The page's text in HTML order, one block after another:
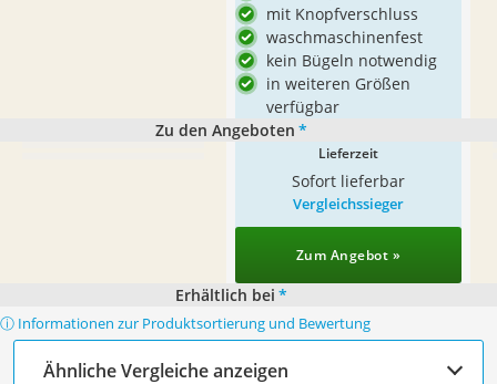
mit Knopfverschluss
waschmaschinenfest
kein Bügeln notwendig
in weiteren Größen
verfügbar
Zu den Angeboten *
Lieferzeit
Sofort lieferbar
Vergleichssieger
Zum Angebot »
Erhältlich bei *
ⓘ Informationen zur Produktsortierung und Bewertung
Ähnliche Vergleiche anzeigen